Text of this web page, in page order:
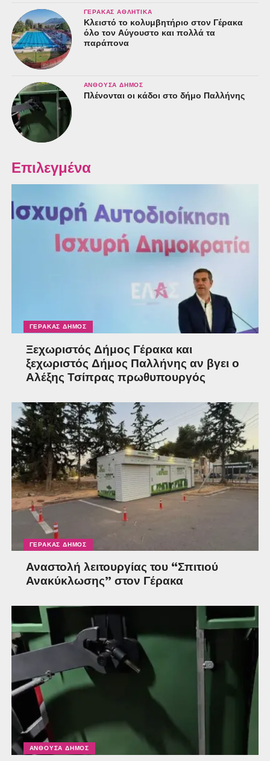
ΓΈΡΑΚΑΣ ΑΘΛΗΤΙΚΆ
Κλειστό το κολυμβητήριο στον Γέρακα
όλο τον Αύγουστο και πολλά τα
παράπονα
ΑΝΘΟΎΣΑ ΔΉΜΟΣ
Πλένονται οι κάδοι στο δήμο Παλλήνης
Επιλεγμένα
ΓΈΡΑΚΑΣ ΔΉΜΟΣ
Ξεχωριστός Δήμος Γέρακα και
ξεχωριστός Δήμος Παλλήνης αν βγει ο
Αλέξης Τσίπρας πρωθυπουργός
ΓΈΡΑΚΑΣ ΔΉΜΟΣ
Αναστολή λειτουργίας του “Σπιτιού
Ανακύκλωσης” στον Γέρακα
ΑΝΘΟΎΣΑ ΔΉΜΟΣ